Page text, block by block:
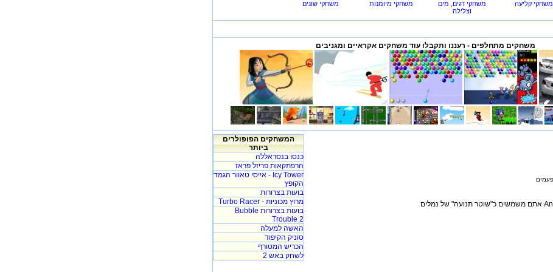
משחקי קליעה
משחקי דגים, מים
וצלילה
משחקי מיומנות משחקי שונים
משחקים מתחלפים - רעננו ותקבלו עוד משחקים אקראיים ומגניבים
המשחקים הפופולרים
ביותר
כנסו בנסראללה
הרפתקאות פריזל פראז
Icy Tower - אייסי טאוור הגמד
הקופץ
בועות בצרורות
מרוץ מכוניות - Turbo Racer
בועות בצרורות Bubble
Trouble 2
האשה למעלה
סוניק הקיפוד
הכריש המטורף
לשחק באש 2